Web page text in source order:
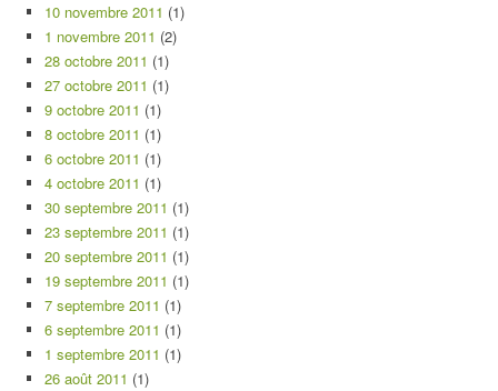
10 novembre 2011 (1)
1 novembre 2011 (2)
28 octobre 2011 (1)
27 octobre 2011 (1)
9 octobre 2011 (1)
8 octobre 2011 (1)
6 octobre 2011 (1)
4 octobre 2011 (1)
30 septembre 2011 (1)
23 septembre 2011 (1)
20 septembre 2011 (1)
19 septembre 2011 (1)
7 septembre 2011 (1)
6 septembre 2011 (1)
1 septembre 2011 (1)
26 août 2011 (1)